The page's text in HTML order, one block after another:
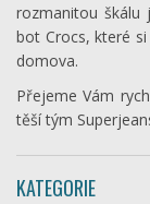
rozmanitou škálu
bot Crocs, které
domova.
Přejeme Vám
těší tým
KATEGORIE